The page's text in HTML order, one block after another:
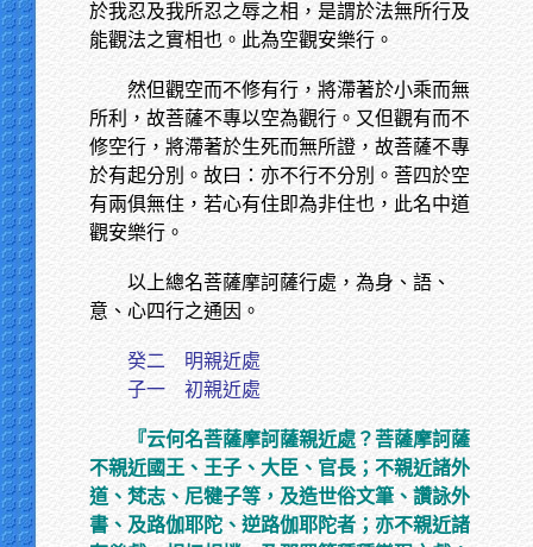
於我忍及我所忍之辱之相，是謂於法無所行及
能觀法之實相也。此為空觀安樂行。
然但觀空而不修有行，將滯著於小乘而無
所利，故菩薩不專以空為觀行。又但觀有而不
修空行，將滯著於生死而無所證，故菩薩不專
於有起分別。故曰：亦不行不分別。菩四於空
有兩俱無住，若心有住即為非住也，此名中道
觀安樂行。
以上總名菩薩摩訶薩行處，為身、語、
意、心四行之通因。
癸二 明親近處
子一 初親近處
『云何名菩薩摩訶薩親近處？菩薩摩訶薩
不親近國王、王子、大臣、官長；不親近諸外
道、梵志、尼犍子等，及造世俗文筆、讚詠外
書、及路伽耶陀、逆路伽耶陀者；亦不親近諸